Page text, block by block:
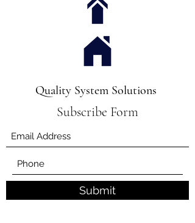
Quality System Solutions
Subscribe Form
Submit